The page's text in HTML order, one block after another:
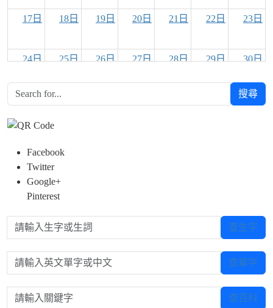
17日 18日 19日 20日 21日 22日 23日
24日 25日 26日 27日 28日 29日 30日
31日 6日
搜尋
Facebook
Twitter
Google+
Pinterest
請輸入生字或生詞 查生字
請輸入英文單字或中文 查單字
請輸入關鍵字 查百科